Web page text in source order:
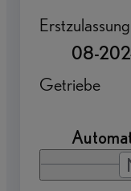
Erstzulassung
08-
Getriebe